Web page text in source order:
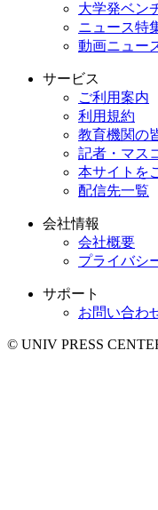
大学発ベン
ニュース特
動画ニュー
サービス
ご利用案内
利用規約
教育機関の
記者・マス
本サイトを
配信先一覧
会社情報
会社概要
プライバシ
サポート
お問い合わ
© UNIV PRESS